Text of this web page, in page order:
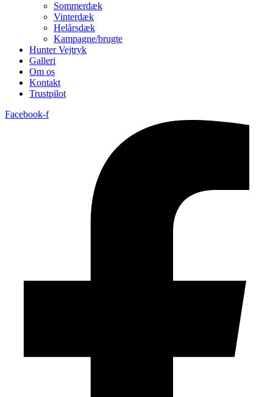
Sommerdæk
Vinterdæk
Helårsdæk
Kampagne/brugte
Hunter Vejtryk
Galleri
Om os
Kontakt
Trustpilot
Facebook-f